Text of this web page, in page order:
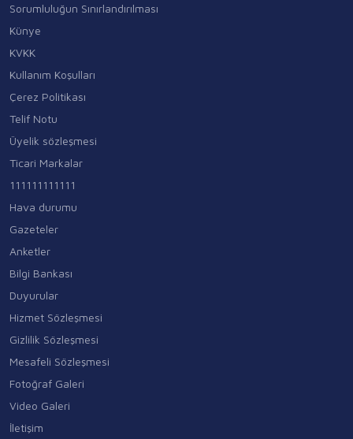
Sorumluluğun Sınırlandırılması
Künye
KVKK
Kullanım Koşulları
Çerez Politikası
Telif Notu
Üyelik sözleşmesi
Ticari Markalar
111111111111
Hava durumu
Gazeteler
Anketler
Bilgi Bankası
Duyurular
Hizmet Sözleşmesi
Gizlilik Sözleşmesi
Mesafeli Sözleşmesi
Fotoğraf Galeri
Video Galeri
İletişim